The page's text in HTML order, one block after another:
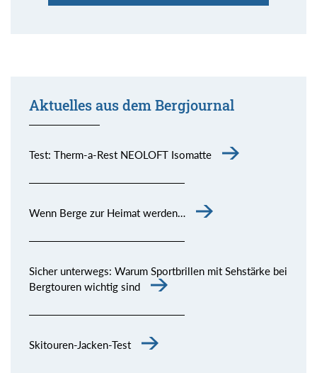
Aktuelles aus dem Bergjournal
Test: Therm-a-Rest NEOLOFT Isomatte
Wenn Berge zur Heimat werden…
Sicher unterwegs: Warum Sportbrillen mit Sehstärke bei
Bergtouren wichtig sind
Skitouren-Jacken-Test